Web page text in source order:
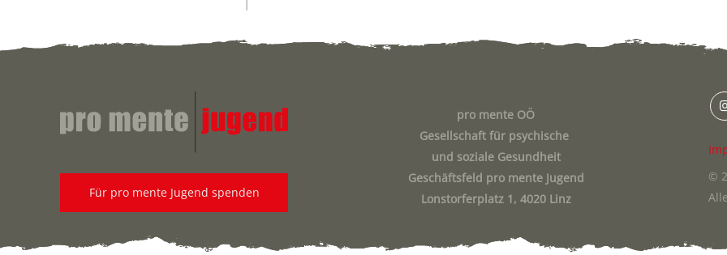
Für pro mente Jugend spenden
pro mente OÖ
Gesellschaft für psychische
und soziale Gesundheit
Geschäftsfeld pro mente Jugend
Lonstorferplatz 1, 4020 Linz
©